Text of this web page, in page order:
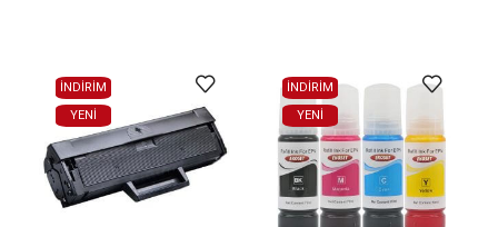
İNDİRİM
YENI
İNDİRİM
YENI